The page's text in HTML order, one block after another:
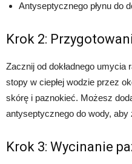
Antyseptycznego płynu do
Krok 2:
Zacznij od dokładnego
stopy w ciepłej wodzie przez
skórę i paznokieć. Możesz
antyseptycznego do wody, aby
Krok 3: Wycinanie